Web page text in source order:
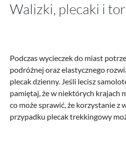
Walizki, plecaki i
Podczas wycieczek do miast
podróżnej oraz elastycznego
plecak dzienny. Jeśli lecisz
pamiętaj, że w niektórych krajach
co może sprawić, że korzystanie z
przypadku plecak trekkingowy